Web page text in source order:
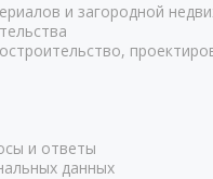
и загородной
и ответы
данных